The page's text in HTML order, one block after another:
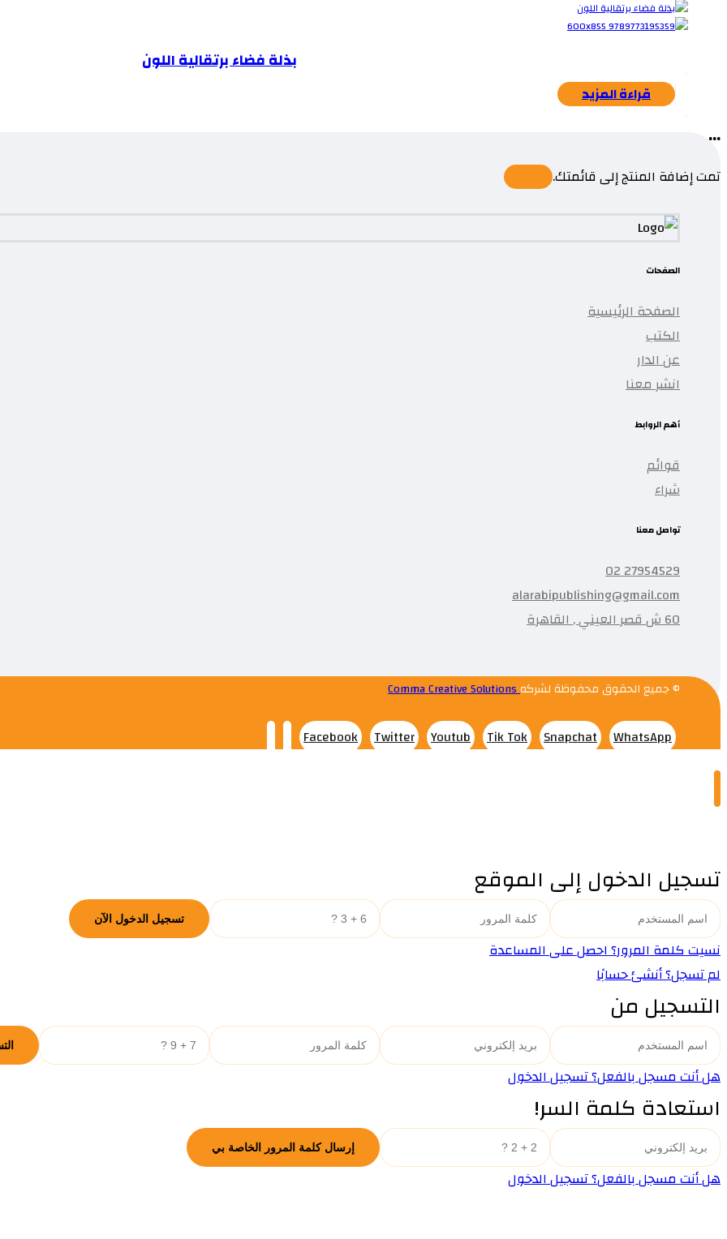
بذلة فضاء برتقالية اللون
قراءة المزيد
...
تمت إضافة المنتج إلى قائمتك.
الصفحات
الصفحة الرئيسية
الكتب
عن الدار
انشر معنا
أهم الروابط
قوائم
شراء
تواصل معنا
27954529 02
alarabipublishing@gmail.com
60 ش قصر العيني , القاهرة
© جميع الحقوق محفوظة لشركهComma Creative Solutions
Facebook Twitter Youtub Tik Tok Snapchat WhatsApp
تسجيل الدخول إلى الموقع
نسيت كلمة المرور؟ احصل على المساعدة
لم تسجل؟ أنشئ حسابًا
التسجيل من
هل أنت مسجل بالفعل؟ تسجيل الدخول
استعادة كلمة السر!
هل أنت مسجل بالفعل؟ تسجيل الدخول